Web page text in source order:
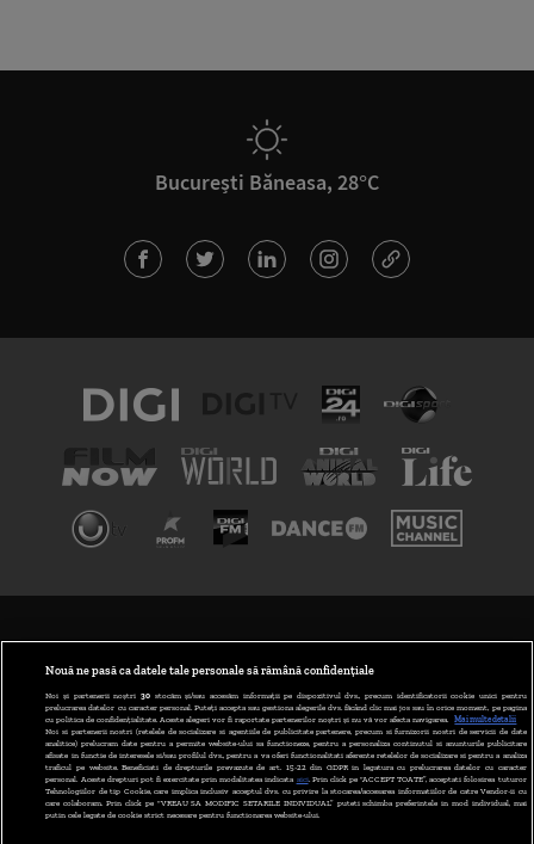
București Băneasa, 28°C
ABONARE DIGI TV
GESTIONAȚI PREFERINȚELE
CODUL DIGI24
CAMERE WEB
Nouă ne pasă ca datele tale personale să rămână confidențiale
Noi și partenerii noștri 30stocăm și/sau accesăm informații pe dispozitivul dvs., precum identificatorii cookie unici pentru
prelucrarea datelor cu caracter personal. Puteți accepta sau gestiona alegerile dvs. făcând clic mai jos sau în orice moment, pe pagina
cu politica de confidențialitate. Aceste alegeri vor fi raportate partenerilor noștri și nu vă vor afecta navigarea.
Mai multe detalii
Noi si partenerii nostri (retelele de socializare si agentiile de publicitate partenere, precum si furnizorii nostri de servicii de date
analitice) prelucram date pentru a permite website-ului sa functioneze, pentru a personaliza continutul si anunturile publicitare
afisate in functie de interesele si/sau profilul dvs., pentru a va oferi functionalitati aferente retelelor de socializare si pentru a analiza
traficul pe website. Beneficiati de drepturile prevazute de art. 15-22 din GDPR in legatura cu prelucrarea datelor cu caracter
personal. Aceste drepturi pot fi exercitate prin modalitatea indicata aici. Prin click pe “ACCEPT TOATE”, acceptati folosirea tuturor
Tehnologiilor de tip Cookie, care implica inclusiv acceptul dvs. cu privire la stocarea/accesarea informatiilor de catre Vendor-ii cu
care colaboram. Prin click pe “VREAU SA MODIFIC SETARILE INDIVIDUAL” puteti schimba preferintele in mod individual, mai
putin cele legate de cookie strict necesare pentru functionarea website-ului.